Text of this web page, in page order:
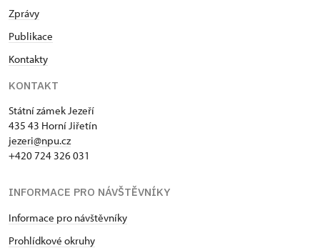
Zprávy
Publikace
Kontakty
KONTAKT
Státní zámek Jezeří
435 43 Horní Jiřetín
jezeri@npu.cz
+420 724 326 031
INFORMACE PRO NÁVŠTĚVNÍKY
Informace pro návštěvníky
Prohlídkové okruhy